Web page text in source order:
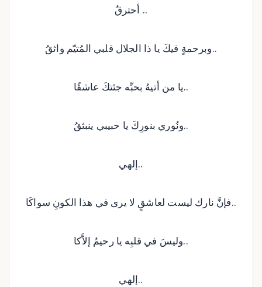
أحترقُ ..
وبرحمةٍ فيكَ يا ذا الجلال قلبي المُتيّم واثقُ..
يا من أتيهُ بحبِّه جئتكَ عاشقًا..
ونُوري بنورِكَ يا حبيبي ينبثقُ..
إلهي..
فإنَّ نارك ليست لعاشقٍ لا يرى في هذا الكونِ سواكَا..
وليسَ في قلبِه يا رحيمُ إلاَّكا..
إلهي..